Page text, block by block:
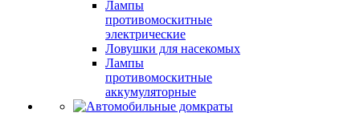
Лампы
противомоскитные
электрические
Ловушки для насекомых
Лампы
противомоскитные
аккумуляторные